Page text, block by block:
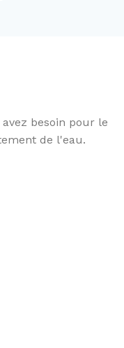
besoin pour le
de l'eau.